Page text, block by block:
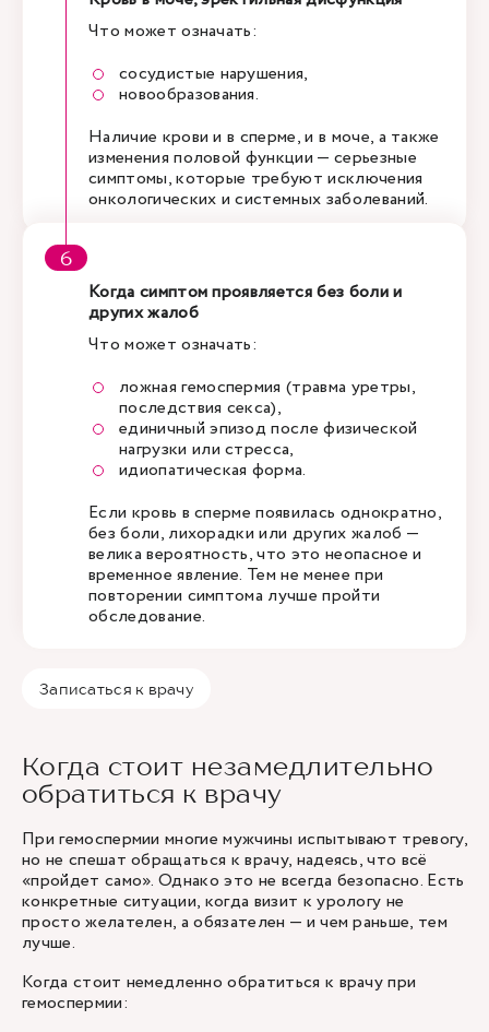
Что может означать:
сосудистые нарушения,
новообразования.
Наличие крови и в сперме, и в моче, а также
изменения половой функции — серьезные
симптомы, которые требуют исключения
онкологических и системных заболеваний.
Когда симптом проявляется без боли и
других жалоб
Что может означать:
ложная гемоспермия (травма уретры,
последствия секса),
единичный эпизод после физической
нагрузки или стресса,
идиопатическая форма.
Если кровь в сперме появилась однократно,
без боли, лихорадки или других жалоб —
велика вероятность, что это неопасное и
временное явление. Тем не менее при
повторении симптома лучше пройти
обследование.
Записаться к врачу
Когда стоит незамедлительно
обратиться к врачу
При гемоспермии многие мужчины испытывают тревогу,
но не спешат обращаться к врачу, надеясь, что всё
«пройдет само». Однако это не всегда безопасно. Есть
конкретные ситуации, когда визит к урологу не
просто желателен, а обязателен — и чем раньше, тем
лучше.
Когда стоит немедленно обратиться к врачу при
гемоспермии: